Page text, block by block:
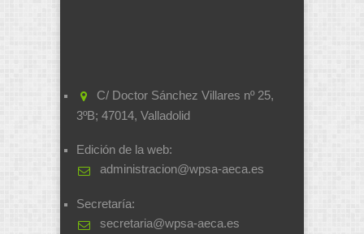
C/ Doctor Sánchez Villares nº 25,
3ºB; 47014, Valladolid
Edición de la web:
administracion@wpsa-aeca.es
Secretaría:
secretaria@wpsa-aeca.es